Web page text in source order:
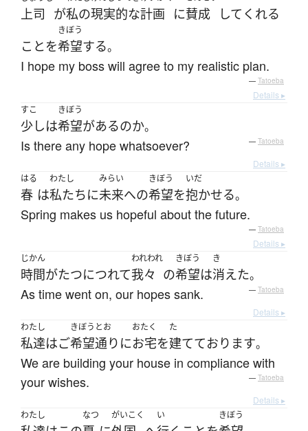
上司 が私の現実的な計画 に賛成 して くれる
ことを
きぼう
希望する。
I hope my boss will agree to my realistic plan.
— Tatoeba
Details ▸
すこ
少しは
きぼう
希望があるのか。
Is there any hope whatsoever? — Tatoeba
Details ▸
はる
春 は
わたし
私たちに
みらい
未来への
きぼう
希望を
いだ
抱かせる。
Spring makes us hopeful about the future.
— Tatoeba
Details ▸
じかん
時間がたつにつれて
われわれ
我々 の
きぼう
希望は
き
消えた。
As time went on, our hopes sank. — Tatoeba
Details ▸
わたし
私達はご
きぼう
希望
とお
通り に
おたく
お宅を
た
建てております。
We are building your house in compliance with
your wishes.
— Tatoeba
Details ▸
わたし
なつ がいこく い きぼう